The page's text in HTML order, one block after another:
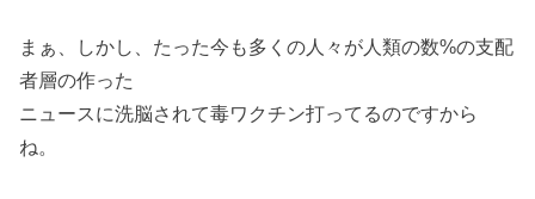
まぁ、しかし、たった今も多くの人々が人類の数%の支配
者層の作った
ニュースに洗脳されて毒ワクチン打ってるのですから
ね。